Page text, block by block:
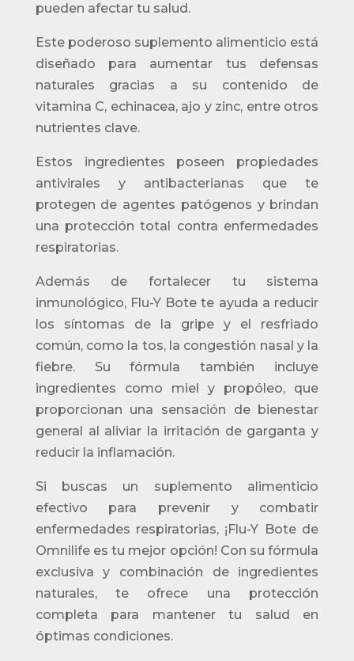
pueden afectar tu salud.
Este poderoso suplemento alimenticio está
diseñado para aumentar tus defensas
naturales gracias a su contenido de
vitamina C, echinacea, ajo y zinc, entre otros
nutrientes clave.
Estos ingredientes poseen propiedades
antivirales y antibacterianas que te
protegen de agentes patógenos y brindan
una protección total contra enfermedades
respiratorias.
Además de fortalecer tu sistema
inmunológico, Flu-Y Bote te ayuda a reducir
los síntomas de la gripe y el resfriado
común, como la tos, la congestión nasal y la
fiebre. Su fórmula también incluye
ingredientes como miel y propóleo, que
proporcionan una sensación de bienestar
general al aliviar la irritación de garganta y
reducir la inflamación.
Si buscas un suplemento alimenticio
efectivo para prevenir y combatir
enfermedades respiratorias, ¡Flu-Y Bote de
Omnilife es tu mejor opción! Con su fórmula
exclusiva y combinación de ingredientes
naturales, te ofrece una protección
completa para mantener tu salud en
óptimas condiciones.